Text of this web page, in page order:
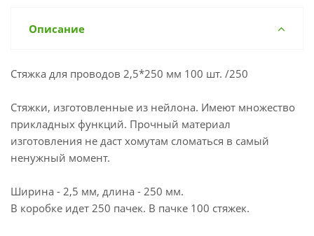
Описание
Стяжка для проводов 2,5*250 мм 100 шт. /250
Стяжки, изготовленные из нейлона. Имеют множество
прикладных функций. Прочный материал
изготовления не даст хомутам сломаться в самый
ненужный момент.
Ширина - 2,5 мм, длина - 250 мм.
В коробке идет 250 пачек. В пачке 100 стяжек.